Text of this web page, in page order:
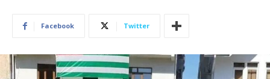
Facebook Twitter